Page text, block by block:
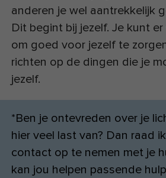
anderen je wel aantrekkelijk
Dit begint bij jezelf. Je kunt
om goed voor jezelf te
richten op de dingen die je
jezelf.
*Ben je ontevreden over je
hier veel last van? Dan raad
contact op te nemen met je
kan jou helpen passende